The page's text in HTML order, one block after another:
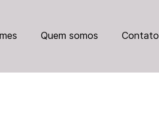
Quem somos Contato